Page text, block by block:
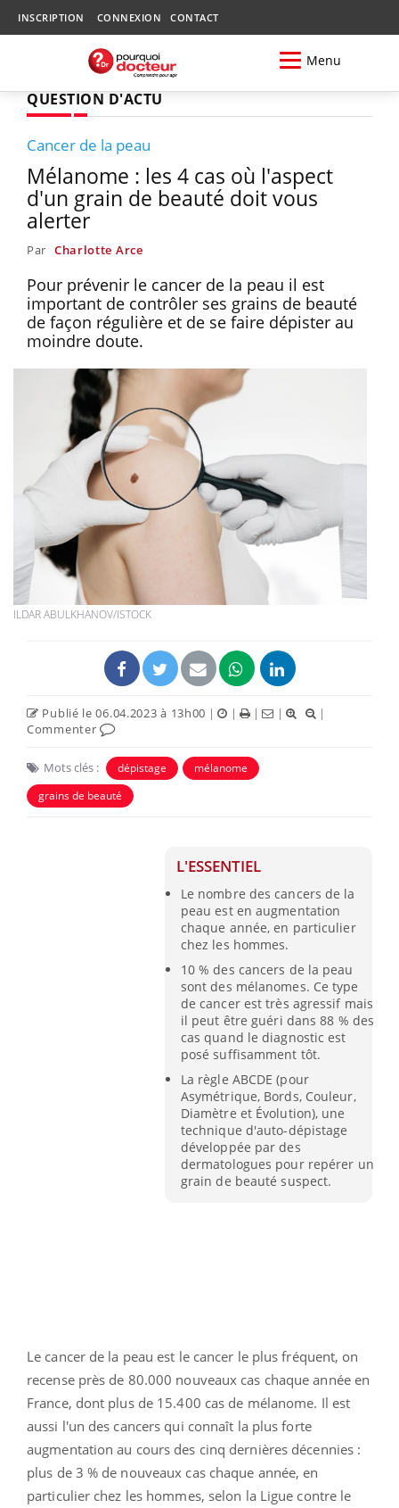
INSCRIPTION CONNEXION CONTACT
Menu
QUESTION D'ACTU
Cancer de la peau
Mélanome : les 4 cas où l'aspect
d'un grain de beauté doit vous
alerter
Par Charlotte Arce
Pour prévenir le cancer de la peau il est
important de contrôler ses grains de beauté
de façon régulière et de se faire dépister au
moindre doute.
ILDAR ABULKHANOV/ISTOCK
Publié le 06.04.2023 à 13h00 | | | |
|
Commenter
Mots clés : dépistage
mélanome
grains de beauté
L'ESSENTIEL
Le nombre des cancers de la
peau est en augmentation
chaque année, en particulier
chez les hommes.
10 % des cancers de la peau
sont des mélanomes. Ce type
de cancer est très agressif mais
il peut être guéri dans 88 % des
cas quand le diagnostic est
posé suffisamment tôt.
La règle ABCDE (pour
Asymétrique, Bords, Couleur,
Diamètre et Évolution), une
technique d'auto-dépistage
développée par des
dermatologues pour repérer un
grain de beauté suspect.
Le cancer de la peau est le cancer le plus fréquent, on
recense près de 80.000 nouveaux cas chaque année en
France, dont plus de 15.400 cas de mélanome. Il est
aussi l'un des cancers qui connaît la plus forte
augmentation au cours des cinq dernières décennies :
plus de 3 % de nouveaux cas chaque année, en
particulier chez les hommes, selon la Ligue contre le